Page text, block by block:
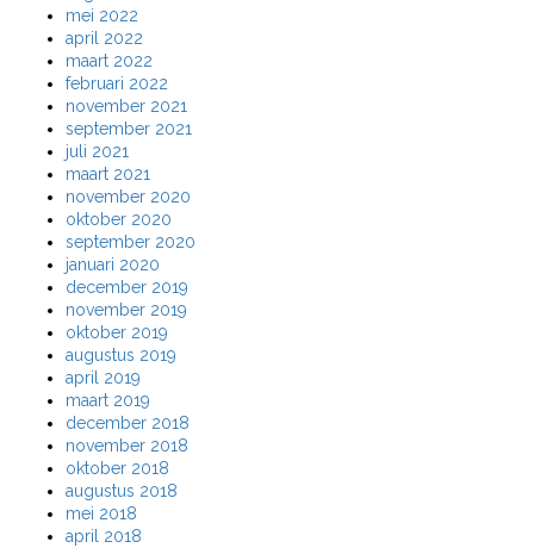
mei 2022
april 2022
maart 2022
februari 2022
november 2021
september 2021
juli 2021
maart 2021
november 2020
oktober 2020
september 2020
januari 2020
december 2019
november 2019
oktober 2019
augustus 2019
april 2019
maart 2019
december 2018
november 2018
oktober 2018
augustus 2018
mei 2018
april 2018